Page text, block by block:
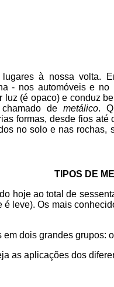
à nossa volta.
- nos automóveis e no
(é opaco) e conduz
chamado demetálico.
formas, desde fios até
no solo e nas rochas,
TIPOS DE
hoje ao total de
é leve). Os mais
dois grandes grupos:
as aplicações dos